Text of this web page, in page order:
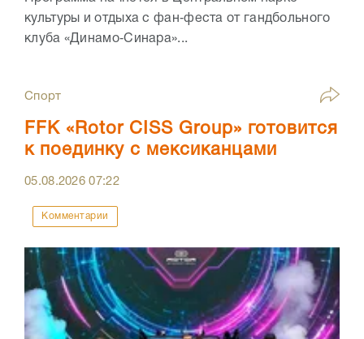
культуры и отдыха с фан‑феста от гандбольного
клуба «Динамо‑Синара»...
Спорт
FFK «Rotor CISS Group» готовится
к поединку с мексиканцами
05.08.202607:22
Комментарии